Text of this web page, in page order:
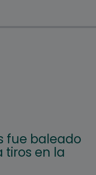
fue baleado
en la